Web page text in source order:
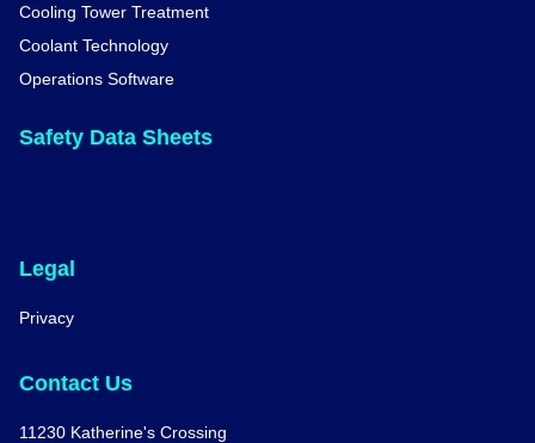
Cooling Tower Treatment
Coolant Technology
Operations Software
Safety Data Sheets
Legal
Privacy
Contact Us
11230 Katherine's Crossing